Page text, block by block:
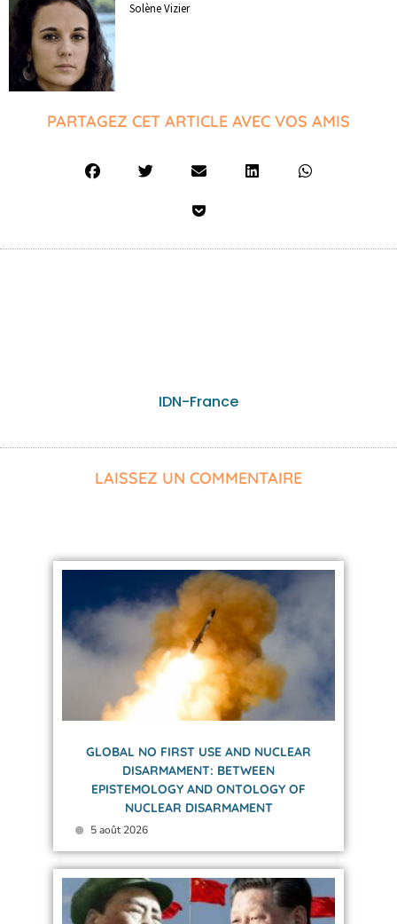
Solène Vizier
PARTAGEZ CET ARTICLE AVEC VOS AMIS
IDN-France
LAISSEZ UN COMMENTAIRE
GLOBAL NO FIRST USE AND NUCLEAR
DISARMAMENT: BETWEEN
EPISTEMOLOGY AND ONTOLOGY OF
NUCLEAR DISARMAMENT
5 août 2026